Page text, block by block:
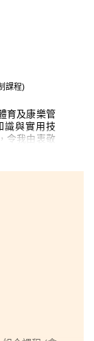
令我印象
土地的用
引用豐富
（SDRC）
健康活動
一直以來累
在香港中學
作後重返
心態決定一
課程)
育及康樂管
識與實用技
令我由衷敬
為不但讓我
日後升讀
裡給了我
來從未放
。